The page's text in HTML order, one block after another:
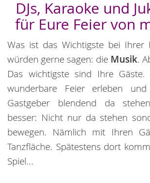
DJs, Karaoke und
für Eure Feier von
Was ist das Wichtigste bei Ihrer
würden gerne sagen: die Musik.
Das wichtigste sind Ihre Gäste.
wunderbare Feier erleben
Gastgeber blendend da
besser: Nicht nur da stehen
bewegen. Nämlich mit Ihren
Tanzfläche. Spätestens dort
Spiel...